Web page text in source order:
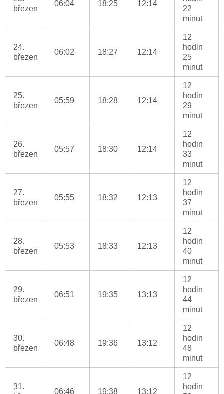
březen
06:04 18:25 12:14
22
minut
24.
březen
06:02 18:27 12:14
12
hodin
25
minut
25.
březen
05:59 18:28 12:14
12
hodin
29
minut
26.
březen
05:57 18:30 12:14
12
hodin
33
minut
27.
březen
05:55 18:32 12:13
12
hodin
37
minut
28.
březen
05:53 18:33 12:13
12
hodin
40
minut
29.
březen
06:51 19:35 13:13
12
hodin
44
minut
30.
březen
06:48 19:36 13:12
12
hodin
48
minut
31.
06:46 19:38 13:12
12
hodin